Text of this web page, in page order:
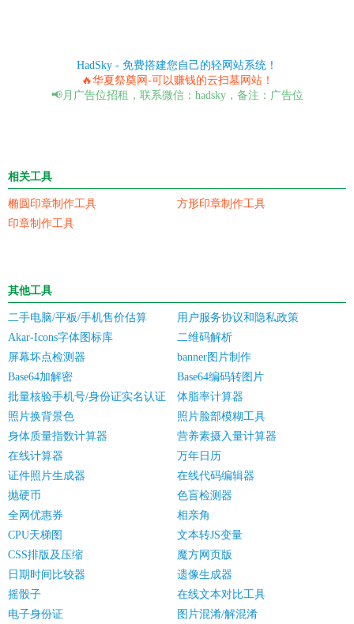
HadSky - 免费搭建您自己的轻网站系统！
🔥华夏祭奠网-可以赚钱的云扫墓网站！
📢月广告位招租，联系微信：hadsky，备注：广告位
相关工具
椭圆印章制作工具
方形印章制作工具
印章制作工具
其他工具
二手电脑/平板/手机售价估算
用户服务协议和隐私政策
Akar-Icons字体图标库
二维码解析
屏幕坏点检测器
banner图片制作
Base64加解密
Base64编码转图片
批量核验手机号/身份证实名认证
体脂率计算器
照片换背景色
照片脸部模糊工具
身体质量指数计算器
营养素摄入量计算器
在线计算器
万年日历
证件照片生成器
在线代码编辑器
抛硬币
色盲检测器
全网优惠券
相亲角
CPU天梯图
文本转JS变量
CSS排版及压缩
魔方网页版
日期时间比较器
遗像生成器
摇骰子
在线文本对比工具
电子身份证
图片混淆/解混淆